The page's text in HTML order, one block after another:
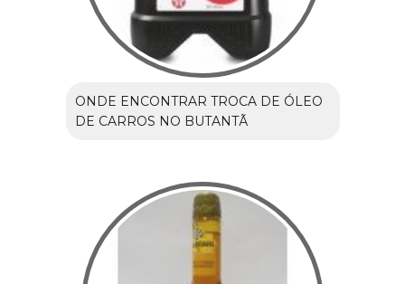
ONDE ENCONTRAR TROCA DE ÓLEO
DE CARROS NO BUTANTÃ